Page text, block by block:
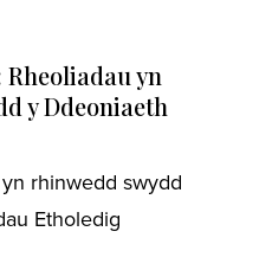
Rheoliadau yn
y Ddeoniaeth
yn rhinwedd swydd
Etholedig